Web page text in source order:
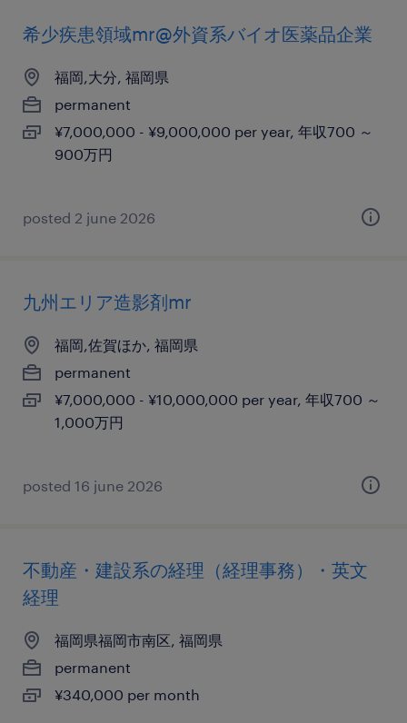
希少疾患領域mr@外資系バイオ医薬品企業
福岡,大分, 福岡県
permanent
¥7,000,000 - ¥9,000,000 per year, 年収700 ～
900万円
posted 2 june 2026
九州エリア造影剤mr
福岡,佐賀ほか, 福岡県
permanent
¥7,000,000 - ¥10,000,000 per year, 年収700 ～
1,000万円
posted 16 june 2026
不動産・建設系の経理（経理事務）・英文
経理
福岡県福岡市南区, 福岡県
permanent
¥340,000 per month